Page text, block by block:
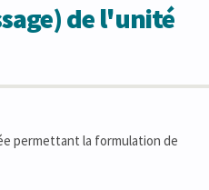
de l'unité
permettant la formulation de